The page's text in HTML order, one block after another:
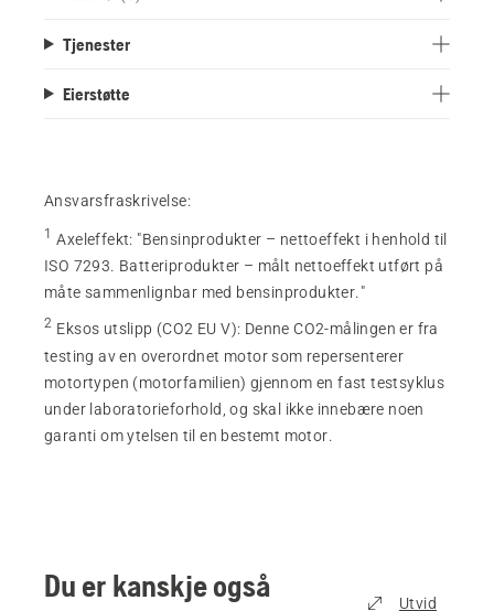
Tjenester
Eierstøtte
Ansvarsfraskrivelse:
1 Axeleffekt: "Bensinprodukter – nettoeffekt i henhold til
ISO 7293. Batteriprodukter – målt nettoeffekt utført på
måte sammenlignbar med bensinprodukter."
2 Eksos utslipp (CO2 EU V): Denne CO2-målingen er fra
testing av en overordnet motor som repersenterer
motortypen (motorfamilien) gjennom en fast testsyklus
under laboratorieforhold, og skal ikke innebære noen
garanti om ytelsen til en bestemt motor.
Du er kanskje også
Utvid